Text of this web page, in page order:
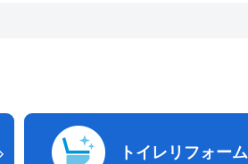
トイレリフォーム